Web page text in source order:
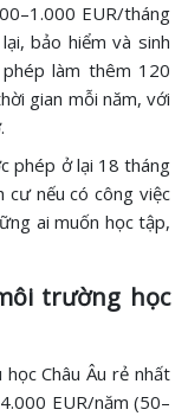
EUR/tháng
bảo hiểm và sinh
làm thêm 120
gian mỗi năm, với
phép ở lại 18 tháng
cư nếu có công việc
ai muốn học tập,
trường học
Châu Âu rẻ nhất
EUR/năm (50–